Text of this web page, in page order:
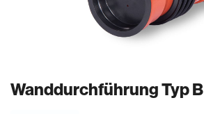
Wanddurchführung Typ B